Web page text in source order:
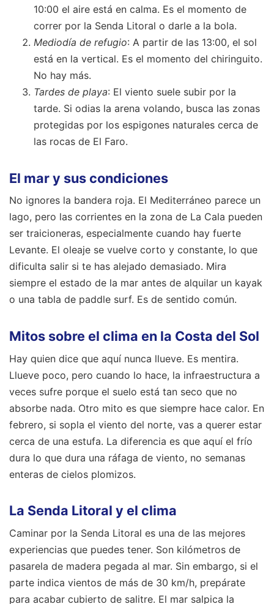
10:00 el aire está en calma. Es el momento de
correr por la Senda Litoral o darle a la bola.
Mediodía de refugio: A partir de las 13:00, el sol
está en la vertical. Es el momento del chiringuito.
No hay más.
Tardes de playa: El viento suele subir por la
tarde. Si odias la arena volando, busca las zonas
protegidas por los espigones naturales cerca de
las rocas de El Faro.
El mar y sus condiciones
No ignores la bandera roja. El Mediterráneo parece un
lago, pero las corrientes en la zona de La Cala pueden
ser traicioneras, especialmente cuando hay fuerte
Levante. El oleaje se vuelve corto y constante, lo que
dificulta salir si te has alejado demasiado. Mira
siempre el estado de la mar antes de alquilar un kayak
o una tabla de paddle surf. Es de sentido común.
Mitos sobre el clima en la Costa del Sol
Hay quien dice que aquí nunca llueve. Es mentira.
Llueve poco, pero cuando lo hace, la infraestructura a
veces sufre porque el suelo está tan seco que no
absorbe nada. Otro mito es que siempre hace calor. En
febrero, si sopla el viento del norte, vas a querer estar
cerca de una estufa. La diferencia es que aquí el frío
dura lo que dura una ráfaga de viento, no semanas
enteras de cielos plomizos.
La Senda Litoral y el clima
Caminar por la Senda Litoral es una de las mejores
experiencias que puedes tener. Son kilómetros de
pasarela de madera pegada al mar. Sin embargo, si el
parte indica vientos de más de 30 km/h, prepárate
para acabar cubierto de salitre. El mar salpica la